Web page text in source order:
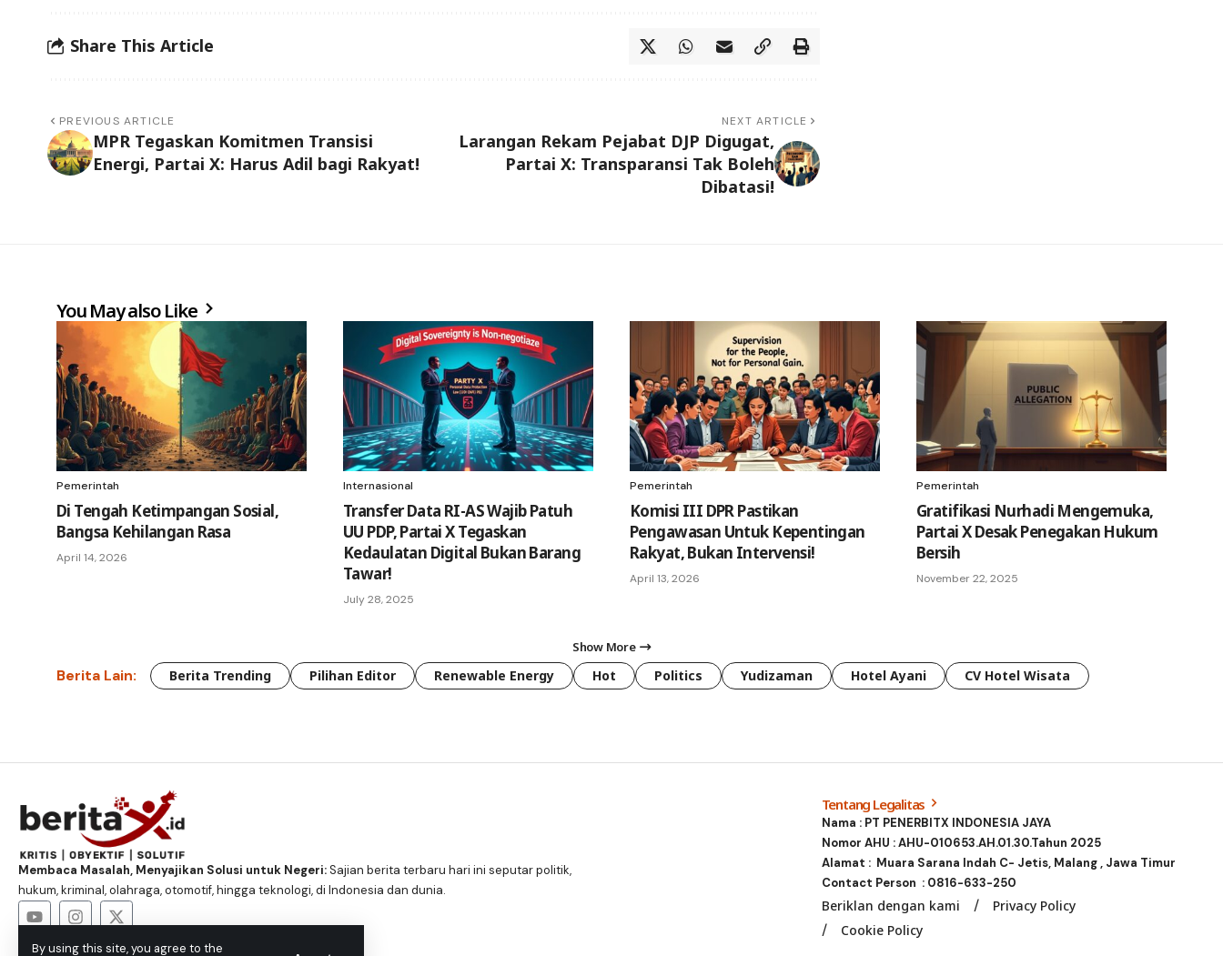
By using this site, you agree to the
Share This Article
PREVIOUS ARTICLE
MPR Tegaskan Komitmen Transisi
Energi, Partai X: Harus Adil bagi Rakyat!
NEXT ARTICLE
Larangan Rekam Pejabat DJP Digugat,
Partai X: Transparansi Tak Boleh
Dibatasi!
You May also Like
Pemerintah
Di Tengah Ketimpangan Sosial,
Bangsa Kehilangan Rasa
April 14, 2026
Internasional
Transfer Data RI-AS Wajib Patuh
UU PDP, Partai X Tegaskan
Kedaulatan Digital Bukan Barang
Tawar!
July 28, 2025
Pemerintah
Komisi III DPR Pastikan
Pengawasan Untuk Kepentingan
Rakyat, Bukan Intervensi!
April 13, 2026
Pemerintah
Gratifikasi Nurhadi Mengemuka,
Partai X Desak Penegakan Hukum
Bersih
November 22, 2025
Show More
Berita Lain: Berita Trending Pilihan Editor Renewable Energy Hot Politics Yudizaman Hotel Ayani CV Hotel Wisata
Membaca Masalah, Menyajikan Solusi untuk Negeri:Sajian berita terbaru hari ini seputar politik,
hukum, kriminal, olahraga, otomotif, hingga teknologi, di Indonesia dan dunia.
Tentang Legalitas
Nama : PT PENERBITX INDONESIA JAYA
Nomor AHU : AHU-010653.AH.01.30.Tahun 2025
Alamat : Muara Sarana Indah C- Jetis, Malang , Jawa Timur
Contact Person : 0816-633-250
Beriklan dengan kami
Privacy Policy
Cookie Policy